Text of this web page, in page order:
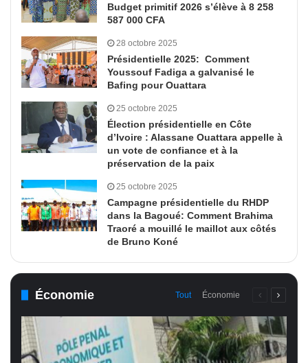
Budget primitif 2026 s’élève à 8 258
587 000 CFA
28 octobre 2025
Présidentielle 2025: Comment
Youssouf Fadiga a galvanisé le
Bafing pour Ouattara
25 octobre 2025
Élection présidentielle en Côte
d’Ivoire : Alassane Ouattara appelle à
un vote de confiance et à la
préservation de la paix
25 octobre 2025
Campagne présidentielle du RHDP
dans la Bagoué: Comment Brahima
Traoré a mouillé le maillot aux côtés
de Bruno Koné
Économie Tout Économie
PagePage